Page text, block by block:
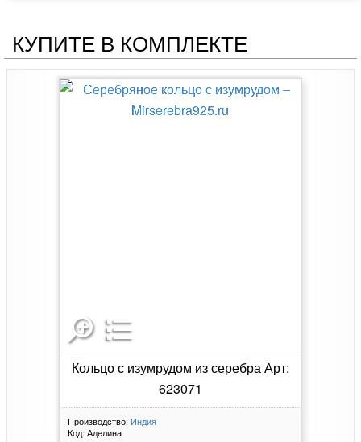
КУПИТЕ В КОМПЛЕКТЕ
Кольцо с изумрудом из серебра Арт:
623071
Производство: Индия
Код: Аделина